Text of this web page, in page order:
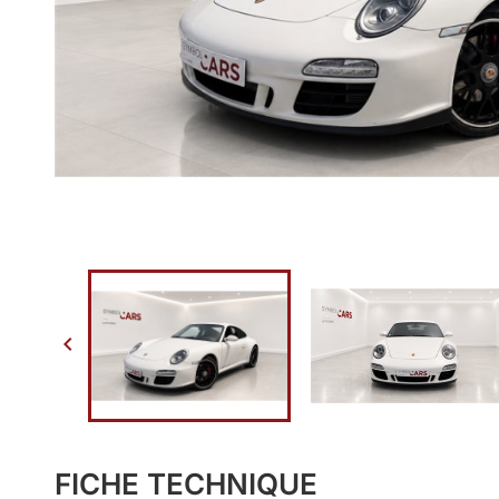

FICHE TECHNIQUE